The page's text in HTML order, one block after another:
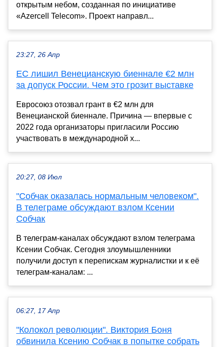
открытым небом, созданная по инициативе
«Azercell Telecom». Проект направл...
23:27, 26 Апр
ЕС лишил Венецианскую биеннале €2 млн
за допуск России. Чем это грозит выставке
Евросоюз отозвал грант в €2 млн для
Венецианской биеннале. Причина — впервые с
2022 года организаторы пригласили Россию
участвовать в международной х...
20:27, 08 Июл
"Собчак оказалась нормальным человеком".
В телеграме обсуждают взлом Ксении
Собчак
В телеграм-каналах обсуждают взлом телеграма
Ксении Собчак. Сегодня злоумышленники
получили доступ к перепискам журналистки и к её
телеграм-каналам: ...
06:27, 17 Апр
"Колокол революции". Виктория Боня
обвинила Ксению Собчак в попытке собрать